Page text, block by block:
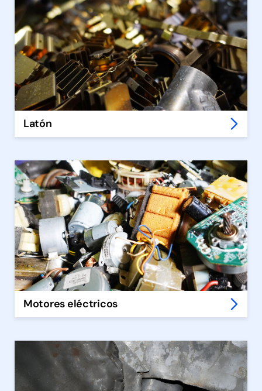
Latón
Motores eléctricos